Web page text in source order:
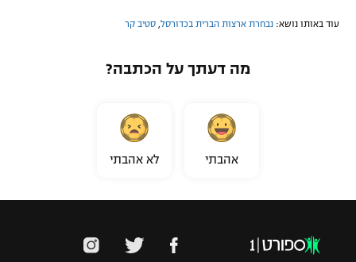
עוד באותו נושא: נבחרת ארצות הברית בכדורסל סטיב קר
מה דעתך על הכתבה?
אהבתי לא אהבתי